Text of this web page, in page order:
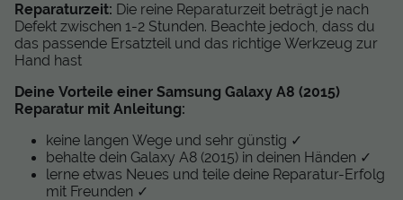
Reparaturzeit: Die reine Reparaturzeit beträgt je nach
Defekt zwischen 1-2 Stunden. Beachte jedoch, dass du
das passende Ersatzteil und das richtige Werkzeug zur
Hand hast
Deine Vorteile einer Samsung Galaxy A8 (2015)
Reparatur mit Anleitung:
keine langen Wege und sehr günstig ✓
behalte dein Galaxy A8 (2015) in deinen Händen ✓
lerne etwas Neues und teile deine Reparatur-Erfolg
mit Freunden ✓